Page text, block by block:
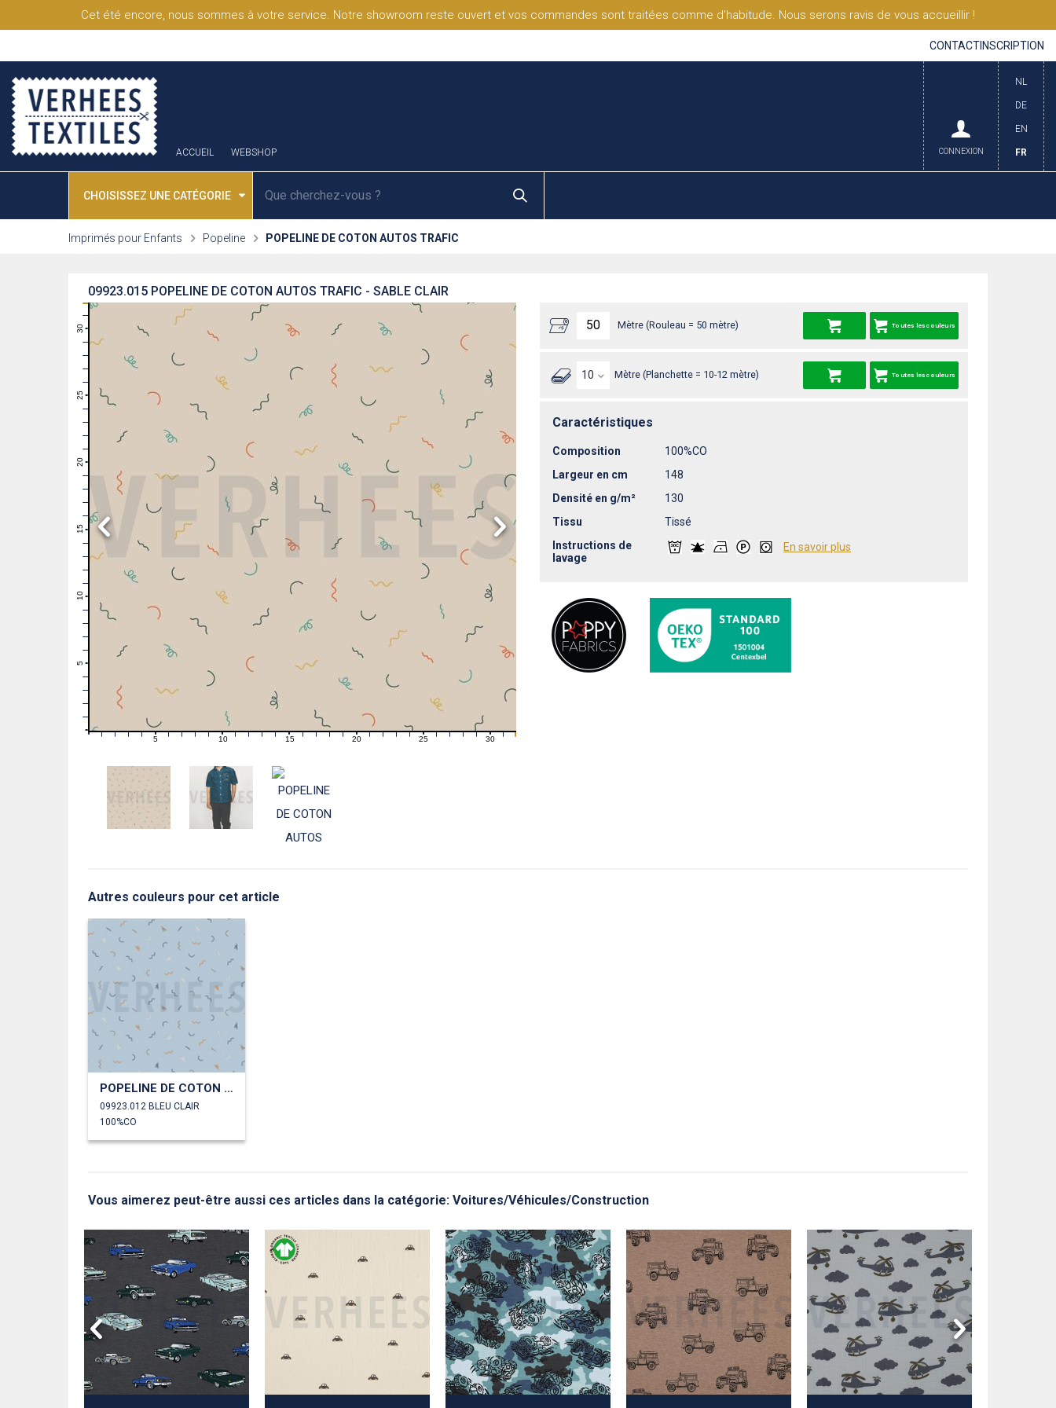
Cet été encore, nous sommes à votre service. Notre showroom reste ouvert et vos commandes sont traitées comme d'habitude. Nous serons ravis de vous accueillir !
CONTACT INSCRIPTION
ACCUEIL WEBSHOP
NL
DE
EN
FR
CONNEXION
CHOISISSEZ UNE CATÉGORIE
Imprimés pour Enfants Popeline POPELINE DE COTON AUTOS TRAFIC
POPELINE DE COTON AUTOS TRAFIC - SABLE CLAIR
09923.015
10
11
12
13
14
15
16
17
18
19
20
21
22
23
24
25
26
27
28
29
30
31
0 1 2 3 4 5 6 7 8 9 11 12 13 14 16 17 18 19 21 22 23 24 26 27 28 29 31
Mètre (Rouleau = 50 mètre) Toutes les couleurs
Mètre (Planchette = 10-12 mètre) Toutes les couleurs
Caractéristiques
Composition
100%CO
Largeur en cm
148
Densité en g/m²
130
Tissu
Tissé
Instructions de
lavage
En savoir plus
Autres couleurs pour cet article
POPELINE DE COTON AUTOS TRAFIC
09923.012 BLEU CLAIR
100%CO
Vous aimerez peut-être aussi ces articles dans la catégorie: Voitures/Véhicules/Construction